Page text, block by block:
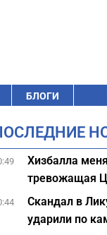
БЛОГИ
Хизбалла
тревожащая
Скандал в
ударили по